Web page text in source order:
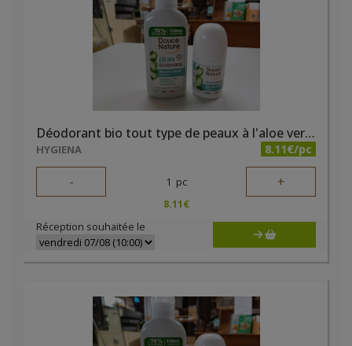
Déodorant bio tout type de peaux à l'aloe vera 50ml Douce Nature
HYGIENA 8.11€/pc
- 1 pc +
8.11€
Réception souhaitée le